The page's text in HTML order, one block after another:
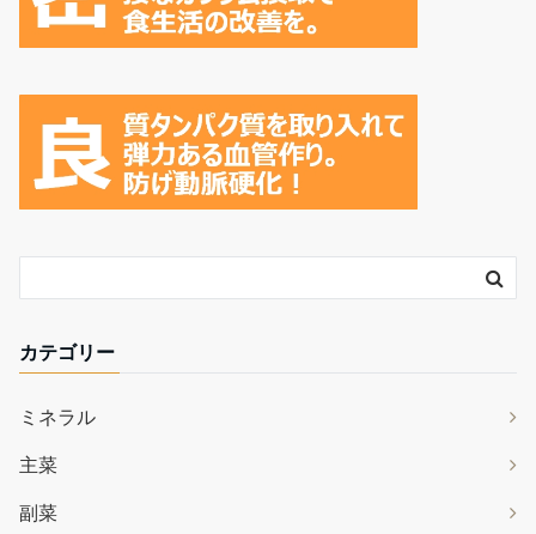
カテゴリー
ミネラル
主菜
副菜